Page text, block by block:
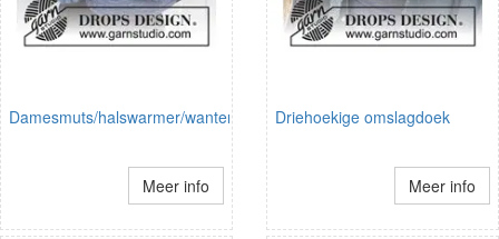
Damesmuts/halswarmer/wanten
Meer info
Driehoekige omslagdoek
Meer info